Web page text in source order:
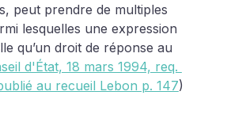
peut prendre de multiples
lesquelles une expression
qu’un droit de réponse au
d'État, 18 mars 1994, req.
au recueil Lebon p. 147)